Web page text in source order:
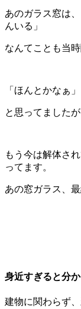
あのガラス窓は
んいる」
なんてことも当
「ほんとかなぁ」
と思ってました
もう今は解体さ
ってます。
あの窓ガラス、
身近すぎると分
建物に関わらず